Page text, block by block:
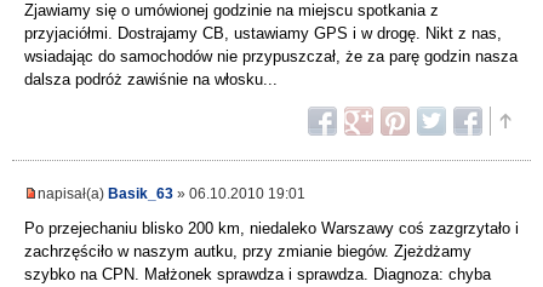
Zjawiamy się o umówionej godzinie na miejscu spotkania z
przyjaciółmi. Dostrajamy CB, ustawiamy GPS i w drogę. Nikt z nas,
wsiadając do samochodów nie przypuszczał, że za parę godzin nasza
dalsza podróż zawiśnie na włosku...
napisał(a) Basik_63 » 06.10.2010 19:01
Po przejechaniu blisko 200 km, niedaleko Warszawy coś zazgrzytało i
zachrzęściło w naszym autku, przy zmianie biegów. Zjeżdżamy
szybko na CPN. Małżonek sprawdza i sprawdza. Diagnoza: chyba